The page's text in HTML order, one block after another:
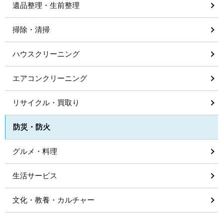
遺品整理・生前整理
掃除・清掃
ハウスクリーニング
エアコンクリーニング
リサイクル・買取り
防災・防火
グルメ・料理
生活サービス
文化・教養・カルチャー